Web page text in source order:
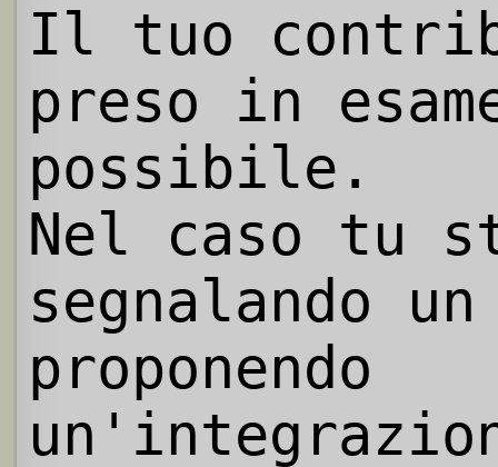
Il tuo
preso in
possibile.
Nel caso tu
segnalando
proponendo